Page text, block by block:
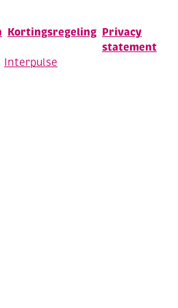
Kortingsregeling Privacy
statement
Interpulse